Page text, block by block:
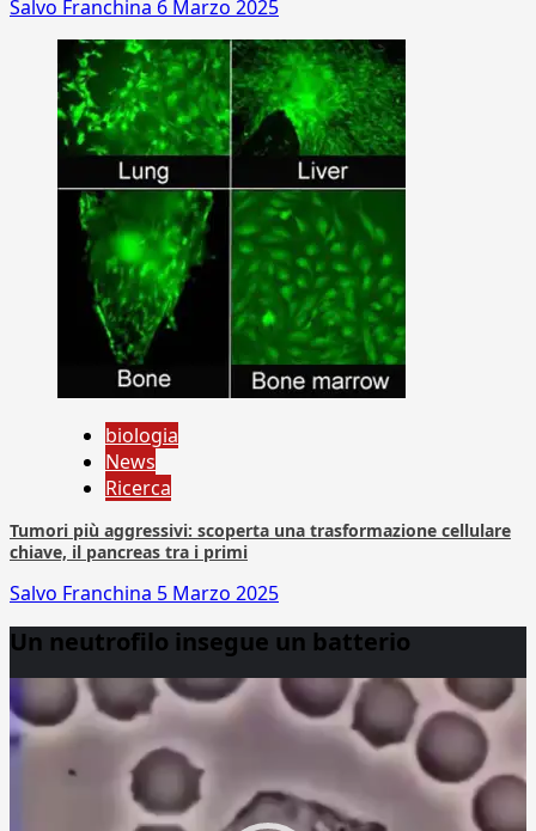
Salvo Franchina 6 Marzo 2025
biologia
News
Ricerca
Tumori più aggressivi: scoperta una trasformazione cellulare
chiave, il pancreas tra i primi
Salvo Franchina 5 Marzo 2025
Un neutrofilo insegue un batterio
Player